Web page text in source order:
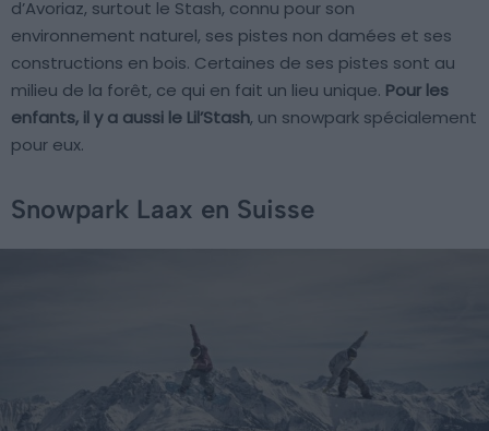
d’Avoriaz, surtout le Stash, connu pour son
environnement naturel, ses pistes non damées et ses
constructions en bois. Certaines de ses pistes sont au
milieu de la forêt, ce qui en fait un lieu unique. Pour les
enfants, il y a aussi le Lil’Stash, un snowpark spécialement
pour eux.
Snowpark Laax en Suisse